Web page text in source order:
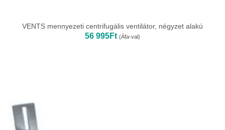
VENTS mennyezeti centrifugális ventilátor, négyzet alakú
56 995Ft (Áfa-val)